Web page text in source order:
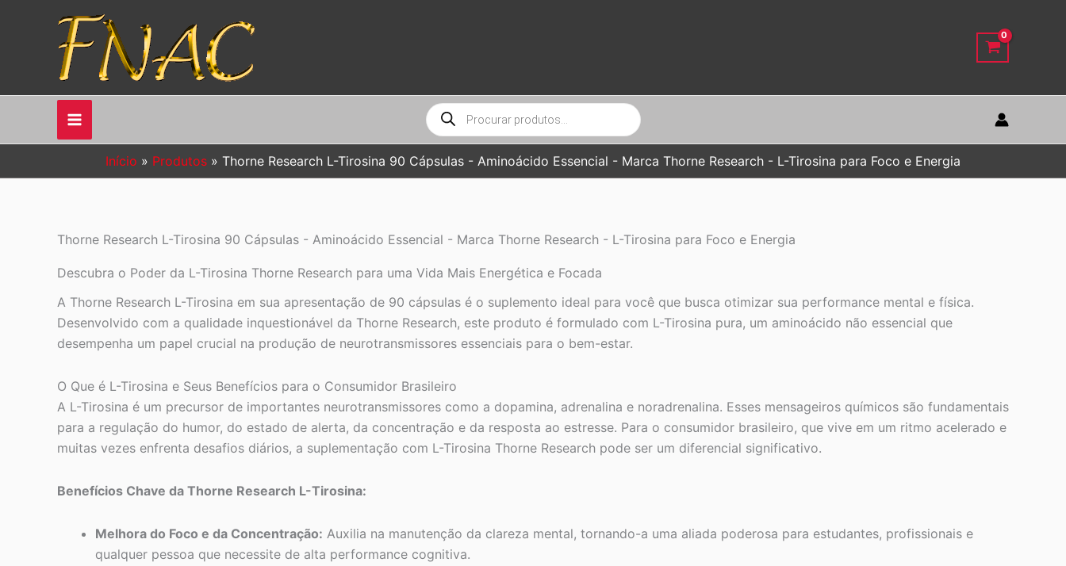
Pesquisar
produtos
Início Produtos Thorne Research L-Tirosina 90 Cápsulas - Aminoácido Essencial - Marca Thorne Research - L-Tirosina para Foco e Energia
Thorne Research L-Tirosina 90 Cápsulas - Aminoácido Essencial - Marca Thorne Research - L-Tirosina para Foco e Energia
Descubra o Poder da L-Tirosina Thorne Research para uma Vida Mais Energética e Focada
A Thorne Research L-Tirosina em sua apresentação de 90 cápsulas é o suplemento ideal para você que busca otimizar sua performance mental e física.
Desenvolvido com a qualidade inquestionável da Thorne Research, este produto é formulado com L-Tirosina pura, um aminoácido não essencial que
desempenha um papel crucial na produção de neurotransmissores essenciais para o bem-estar.
O Que é L-Tirosina e Seus Benefícios para o Consumidor Brasileiro
A L-Tirosina é um precursor de importantes neurotransmissores como a dopamina, adrenalina e noradrenalina. Esses mensageiros químicos são fundamentais
para a regulação do humor, do estado de alerta, da concentração e da resposta ao estresse. Para o consumidor brasileiro, que vive em um ritmo acelerado e
muitas vezes enfrenta desafios diários, a suplementação com L-Tirosina Thorne Research pode ser um diferencial significativo.
Benefícios Chave da Thorne Research L-Tirosina:
Melhora do Foco e da Concentração: Auxilia na manutenção da clareza mental, tornando-a uma aliada poderosa para estudantes, profissionais e
qualquer pessoa que necessite de alta performance cognitiva.